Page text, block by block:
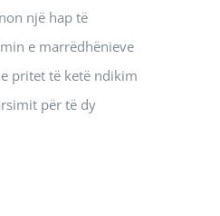
një hap të
e marrëdhënieve
pritet të ketë ndikim
për të dy